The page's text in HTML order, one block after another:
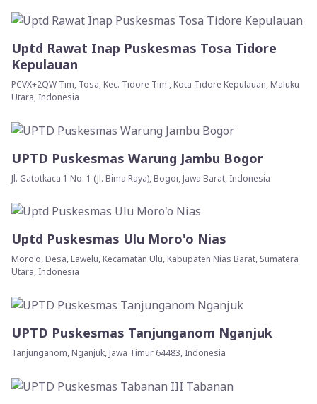
Uptd Rawat Inap Puskesmas Tosa Tidore
Kepulauan
PCVX+2QW Tim, Tosa, Kec. Tidore Tim., Kota Tidore Kepulauan, Maluku
Utara, Indonesia
UPTD Puskesmas Warung Jambu Bogor
Jl. Gatotkaca 1 No. 1 (Jl. Bima Raya), Bogor, Jawa Barat, Indonesia
Uptd Puskesmas Ulu Moro'o Nias
Moro'o, Desa, Lawelu, Kecamatan Ulu, Kabupaten Nias Barat, Sumatera
Utara, Indonesia
UPTD Puskesmas Tanjunganom Nganjuk
Tanjunganom, Nganjuk, Jawa Timur 64483, Indonesia